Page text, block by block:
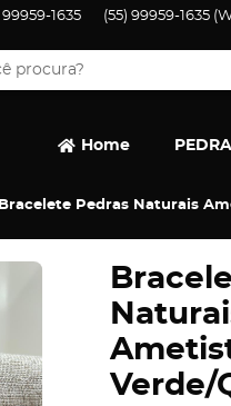
99959-1635 (55) 99959-1635
Home
Bracelete Pedras Naturais
Verde/